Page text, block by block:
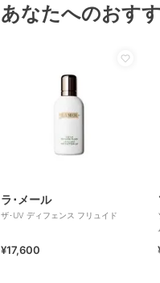
あなたへのおす
ラ･メール
ザ･UV ディフェンス フリュイド
¥17,600